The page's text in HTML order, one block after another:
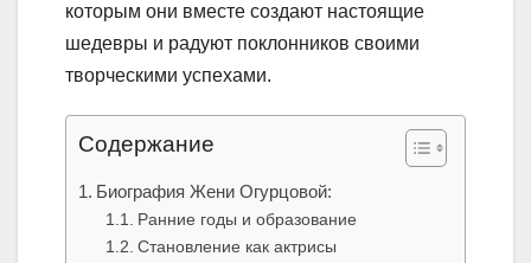
которым они вместе создают настоящие
шедевры и радуют поклонников своими
творческими успехами.
Содержание
Биография Жени Огурцовой:
Ранние годы и образование
Становление как актрисы